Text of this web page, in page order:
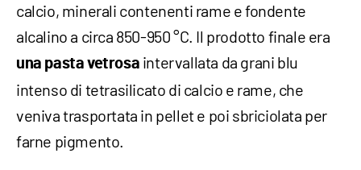
calcio, minerali contenenti rame e fondente
alcalino a circa 850-950 °C. Il prodotto finale era
una pasta vetrosa intervallata da grani blu
intenso di tetrasilicato di calcio e rame, che
veniva trasportata in pellet e poi sbriciolata per
farne pigmento.